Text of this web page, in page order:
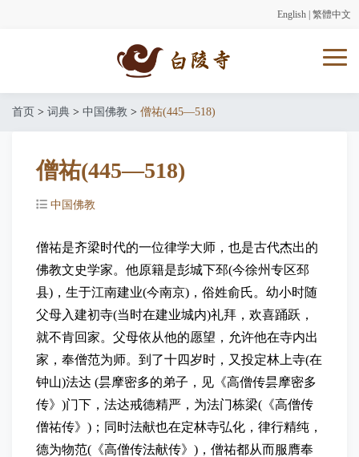
English 繁體中文
首页 > 词典 > 中国佛教 > 僧祐(445—518)
僧祐(445—518)
中国佛教
僧祐是齐梁时代的一位律学大师，也是古代杰出的
佛教文史学家。他原籍是彭城下邳(今徐州专区邳
县)，生于江南建业(今南京)，俗姓俞氏。幼小时随
父母入建初寺(当时在建业城内)礼拜，欢喜踊跃，
就不肯回家。父母依从他的愿望，允许他在寺内出
家，奉僧范为师。到了十四岁时，又投定林上寺(在
钟山)法达 (昙摩密多的弟子，见《高僧传昙摩密多
传》)门下，法达戒德精严，为法门栋梁(《高僧传
僧祐传》)；同时法献也在定林寺弘化，律行精纯，
德为物范(《高僧传法献传》)，僧祐都从而服膺奉